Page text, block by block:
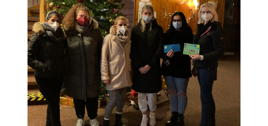
Förderverein
Suche
nach: